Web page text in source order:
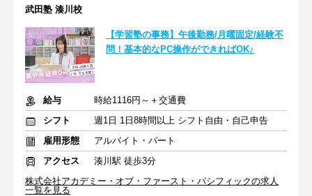
武田塾 湊川校
【学習塾の事務】午後勤務/月曜固定/経験不
問！基本的なPC操作ができればOK♪
給与
時給1116円～＋交通費
シフト
週1日 1日8時間以上 シフト自由・自己申告
雇用形態
アルバイト・パート
アクセス
湊川駅 徒歩3分
株式会社アカデミー・オブ・ファースト・パシフィックの求人
一覧を見る